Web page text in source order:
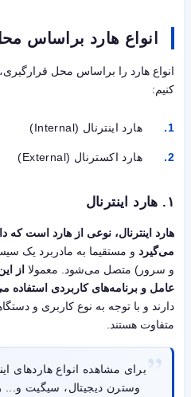
انواع هارد براساس
کنیم:
هارد اینترنال (Internal)
هارد اکسترنال (External)
۱. هارد اینترنال
هارد اینترنال، نوعی از هارد است که
می‌گیرد
و سرور) متصل می‌شود. معمولا از
عامل و برنامه‌های کاربردی استفاده
دارند و با توجه به نوع کاربری و
متفاوت هستند.
برای مشاهده انواع هاردهای
وسترن دیجیتال، سیگیت و...